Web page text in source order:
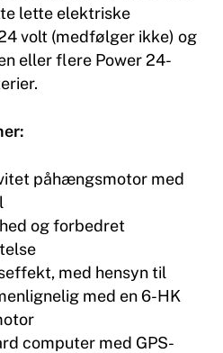
lette elektriske
volt (medfølger ikke) og
eller flere Power 24-
påhængsmotor med
og forbedret
med hensyn til
med en 6-HK
computer med GPS-